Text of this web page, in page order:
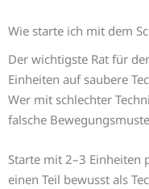
Wie starte ich mit dem
Der wichtigste Rat für
Einheiten auf saubere
Wer mit schlechter
falsche
Starte mit 2–3 Einheiten
einen Teil bewusst als